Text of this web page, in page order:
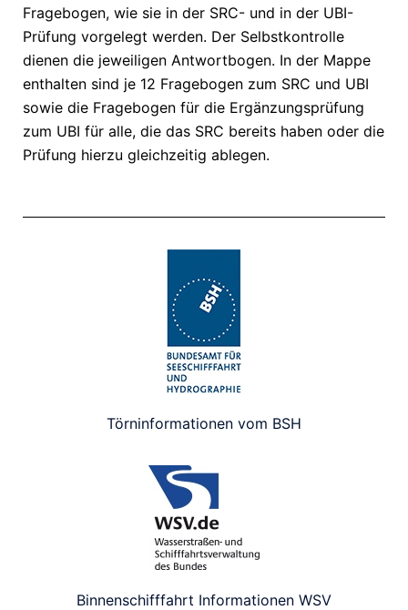
Fragebogen, wie sie in der SRC- und in der UBI-
Prüfung vorgelegt werden. Der Selbstkontrolle
dienen die jeweiligen Antwortbogen. In der Mappe
enthalten sind je 12 Fragebogen zum SRC und UBI
sowie die Fragebogen für die Ergänzungsprüfung
zum UBI für alle, die das SRC bereits haben oder die
Prüfung hierzu gleichzeitig ablegen.
Törninformationen vom BSH
Binnenschifffahrt Informationen WSV